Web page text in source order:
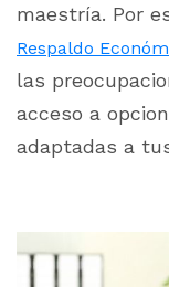
maestría. Por
Respaldo
las
acceso a
adaptadas a